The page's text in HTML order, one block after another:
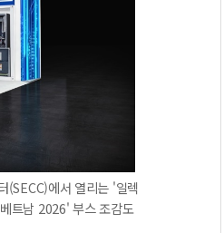
(SECC)에서 열리는 '일렉
트남 2026' 부스 조감도